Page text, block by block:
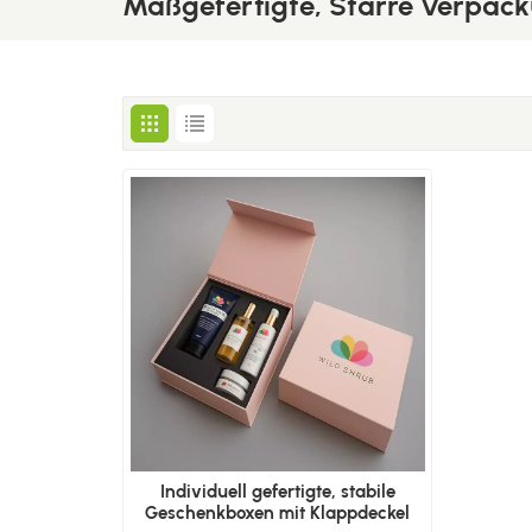
Individuell gefertigte, stabile
Geschenkboxen mit Klappdeckel